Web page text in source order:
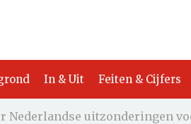
In & Uit Feiten & Cijfers
Nederlandse uitzonderingen